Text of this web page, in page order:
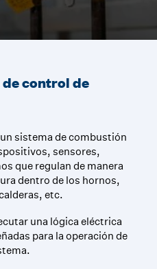
de control de
sistema de combustión
sensores,
que regulan de manera
dentro de los hornos,
etc.
una lógica eléctrica
para la operación de